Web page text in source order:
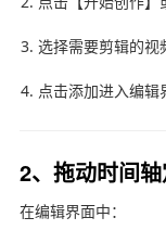
选择需要剪辑的视
点击添加进入编辑
2、拖动时间
在编辑界面中：